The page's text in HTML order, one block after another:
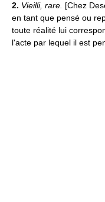
2. Vieilli, rare. [Chez
en tant que pensé ou
toute réalité lui
l'acte par lequel il est